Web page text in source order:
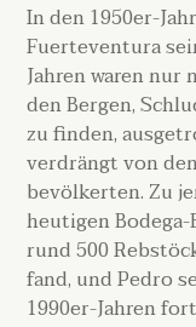
In den 1950er-
Fuerteventura
Jahren waren
den Bergen,
zu finden,
verdrängt von
bevölkerten. Zu
heutigen
rund 500
fand, und Pedro
1990er-Jahren